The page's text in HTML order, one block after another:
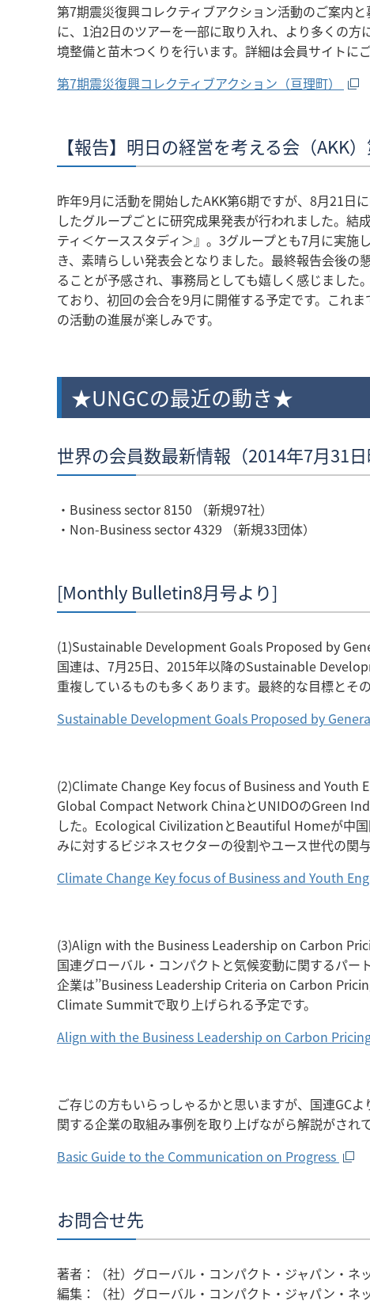
第7期震災復興コレクティブアクション活動のご案内
に、1泊2日のツアーを一部に取り入れ、より多くの
境整備と苗木つくりを行います。詳細は会員サイトに
第7期震災復興コレクティブアクション（亘理町）
【報告】明日の経営を考える会（AKK
昨年9月に活動を開始したAKK第6期ですが、8月21日
したグループごとに研究成果発表が行われました。
ティ＜ケーススタディ＞』。3グループとも7月に実
き、素晴らしい発表会となりました。最終報告会後
ることが予感され、事務局としても嬉しく感じまし
ており、初回の会合を9月に開催する予定です。これ
の活動の進展が楽しみです。
★UNGCの最近の動き★
世界の会員数最新情報（2014年7月31日
・Business sector 8150 （新規97社）
・Non-Business sector 4329 （新規33団体）
[Monthly Bulletin8月号より]
(1)Sustainable Development Goals Proposed by
国連は、7月25日、2015年以降のSustainable
重複しているものも多くあります。最終的な目標とそ
Sustainable Development Goals Proposed by
(2)Climate Change Key focus of Business and Youth
Global Compact Network ChinaとUNIDOのGreen
した。Ecological CivilizationとBeautiful Homeが中
みに対するビジネスセクターの役割やユース世代の関
Climate Change Key focus of Business and Youth
(3)Align with the Business Leadership on Carbon
国連グローバル・コンパクトと気候変動に関するパー
企業は’’Business Leadership Criteria on Carbon
Climate Summitで取り上げられる予定です。
Align with the Business Leadership on Carbon
ご存じの方もいらっしゃるかと思いますが、国連GC
関する企業の取組み事例を取り上げながら解説がされ
Basic Guide to the Communication on Progress
お問合せ先
著者：（社）グローバル・コンパクト・ジャパン・ネ
編集：（社）グローバル・コンパクト・ジャパン・ネ